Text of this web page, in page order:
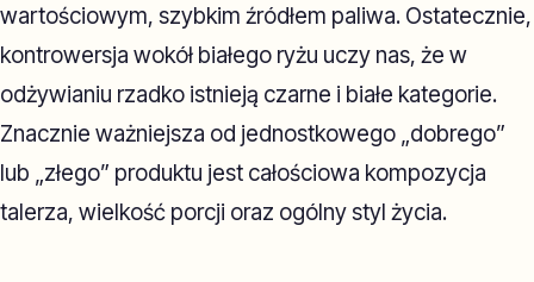
wartościowym, szybkim źródłem paliwa. Ostatecznie,
kontrowersja wokół białego ryżu uczy nas, że w
odżywianiu rzadko istnieją czarne i białe kategorie.
Znacznie ważniejsza od jednostkowego „dobrego”
lub „złego” produktu jest całościowa kompozycja
talerza, wielkość porcji oraz ogólny styl życia.